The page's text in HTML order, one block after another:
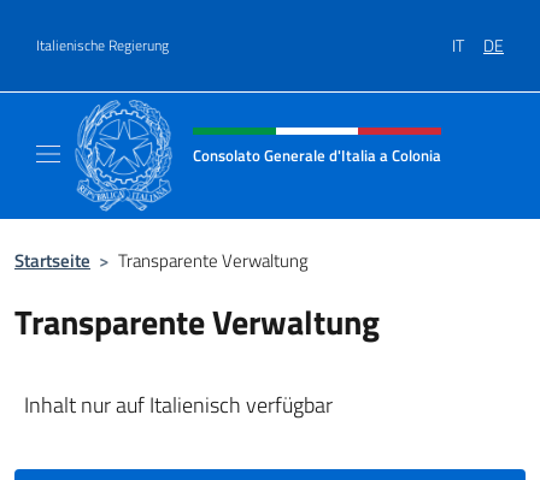
Italienische Regierung IT DE
Header-Site, Social und Menü
Consolato Generale d'Italia a Colonia
Startseite > Transparente Verwaltung
Transparente Verwaltung
Inhalt nur auf Italienisch verfügbar